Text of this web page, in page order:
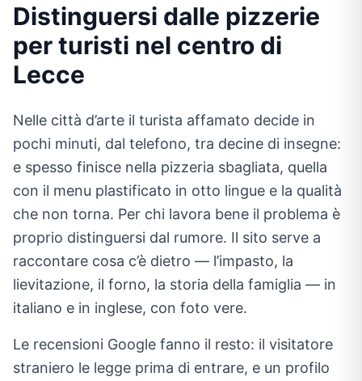
Distinguersi dalle pizzerie
per turisti nel centro di
Lecce
Nelle città d’arte il turista affamato decide in
pochi minuti, dal telefono, tra decine di insegne:
e spesso finisce nella pizzeria sbagliata, quella
con il menu plastificato in otto lingue e la qualità
che non torna. Per chi lavora bene il problema è
proprio distinguersi dal rumore. Il sito serve a
raccontare cosa c’è dietro — l’impasto, la
lievitazione, il forno, la storia della famiglia — in
italiano e in inglese, con foto vere.
Le recensioni Google fanno il resto: il visitatore
straniero le legge prima di entrare, e un profilo